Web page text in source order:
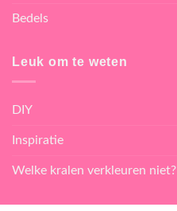
Bedels
Leuk om te weten
DIY
Inspiratie
Welke kralen verkleuren niet?